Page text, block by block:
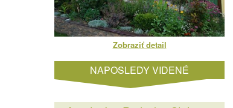
Zobraziť detail
NAPOSLEDY VIDENÉ